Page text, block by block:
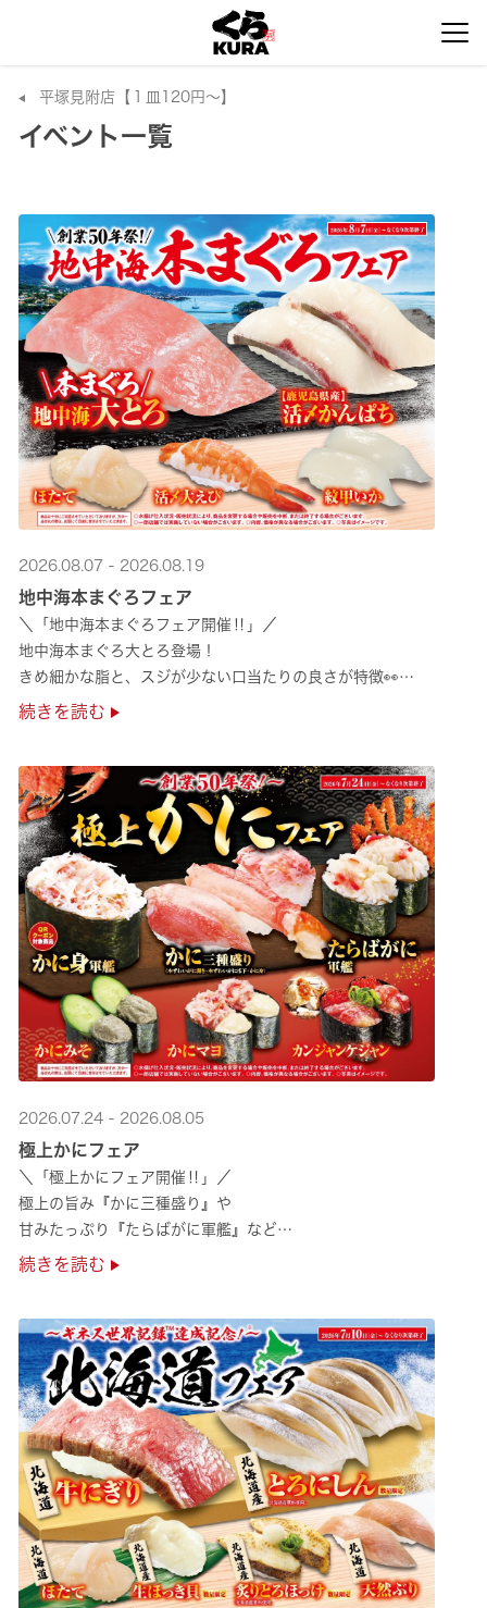
平塚見附店【１皿120円～】
イベント一覧
2026.08.07 - 2026.08.19
地中海本まぐろフェア
＼「地中海本まぐろフェア開催‼」／
地中海本まぐろ大とろ登場！
きめ細かな脂と、スジが少ない口当たりの良さが特徴👀
さらに、鹿児島で育った高級魚【鹿児島県産活〆かんぱち】など
続きを読む
2026.07.24 - 2026.08.05
極上かにフェア
＼「極上かにフェア開催‼」／
極上の旨み『かに三種盛り』や
甘みたっぷり『たらばがに軍艦』など
絶品のかにを味わいつくせる！🦀
ぜひくら寿司へお越しください！✨
続きを読む